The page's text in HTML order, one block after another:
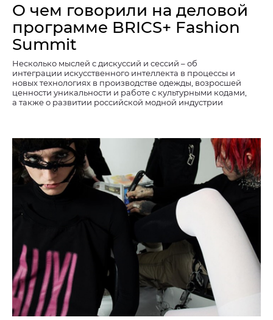
О чем говорили на деловой
программе BRICS+ Fashion
Summit
Несколько мыслей с дискуссий и сессий – об
интеграции искусственного интеллекта в процессы и
новых технологиях в производстве одежды, возросшей
ценности уникальности и работе с культурными кодами,
а также о развитии российской модной индустрии